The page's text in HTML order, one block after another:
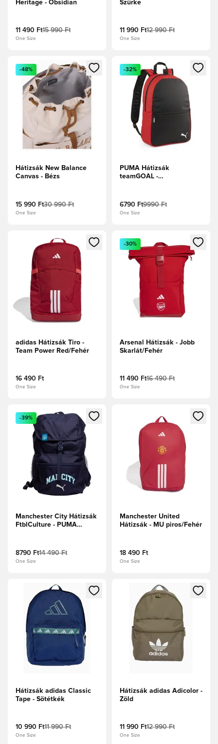
Heritage - Obsidian
11 490 Ft15 990 Ft
One Size
Szürke
11 990 Ft12 990 Ft
One Size
Megnyit egy modált a bejelentkezéshez vagy a tagként
-48%
Hátizsák New Balance
Canvas - Bézs
15 990 Ft30 990 Ft
One Size
Megnyit egy modált a
-32%
PUMA Hátizsák
teamGOAL -
6790 Ft9990 Ft
One Size
Megnyit egy modált a bejelentkezéshez vagy a tagként
adidas Hátizsák Tiro -
Team Power Red/Fehér
16 490 Ft
One Size
Megnyit egy modált a
-30%
Arsenal Hátizsák - Jobb
Skarlát/Fehér
11 490 Ft16 490 Ft
One Size
Megnyit egy modált a bejelentkezéshez vagy a tagként
-39%
Manchester City Hátizsák
FtblCulture - PUMA
8790 Ft14 490 Ft
One Size
Megnyit egy modált a
Manchester United
Hátizsák - MU piros/Fehér
18 490 Ft
One Size
Megnyit egy modált a bejelentkezéshez vagy a tagként
Hátizsák adidas Classic
Tape - Sötétkék
10 990 Ft11 990 Ft
One Size
Megnyit egy modált a
Hátizsák adidas Adicolor -
Zöld
11 990 Ft12 990 Ft
One Size